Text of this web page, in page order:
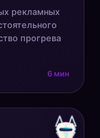
рекламных
прогрева
6 мин